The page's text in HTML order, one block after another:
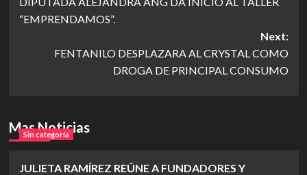
navigation
“EMPRENDAMOS”.
Next:
FENTANILO DESPLAZARA AL CRYSTAL COMO
DROGA DE PRINCIPAL CONSUMO
Mas Noticias
Sin categoría
JULIETA RAMÍREZ REÚNE A FUNDADORES Y